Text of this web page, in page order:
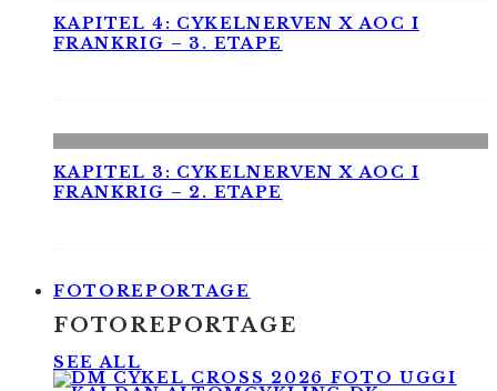
KAPITEL 4: CYKELNERVEN X AOC I
FRANKRIG – 3. ETAPE
KAPITEL 3: CYKELNERVEN X AOC I
FRANKRIG – 2. ETAPE
FOTOREPORTAGE
FOTOREPORTAGE
SEE ALL